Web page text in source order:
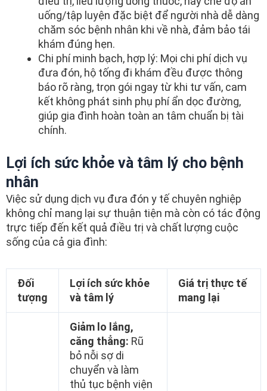
uống/tập luyện đặc biệt để người nhà dễ dàng
chăm sóc bệnh nhân khi về nhà, đảm bảo tái
khám đúng hẹn.
Chi phí minh bạch, hợp lý: Mọi chi phí dịch vụ
đưa đón, hộ tống đi khám đều được thông
báo rõ ràng, trọn gói ngay từ khi tư vấn, cam
kết không phát sinh phụ phí ẩn dọc đường,
giúp gia đình hoàn toàn an tâm chuẩn bị tài
chính.
Lợi ích sức khỏe và tâm lý cho bệnh
nhân
Việc sử dụng dịch vụ đưa đón y tế chuyên nghiệp
không chỉ mang lại sự thuận tiện mà còn có tác động
trực tiếp đến kết quả điều trị và chất lượng cuộc
sống của cả gia đình:
Đối
tượng
Lợi ích sức khỏe
và tâm lý
Giá trị thực tế
mang lại
Giảm lo lắng,
căng thẳng: Rũ
bỏ nỗi sợ di
chuyển và làm
thủ tục bệnh viện